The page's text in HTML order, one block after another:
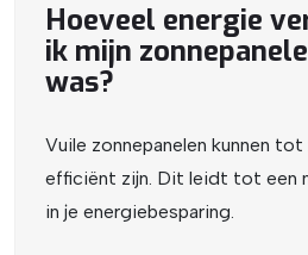
Hoeveel energie
ik mijn
was?
Vuile zonnepanelen kunnen
efficiënt zijn. Dit leidt tot een
in je energiebesparing.